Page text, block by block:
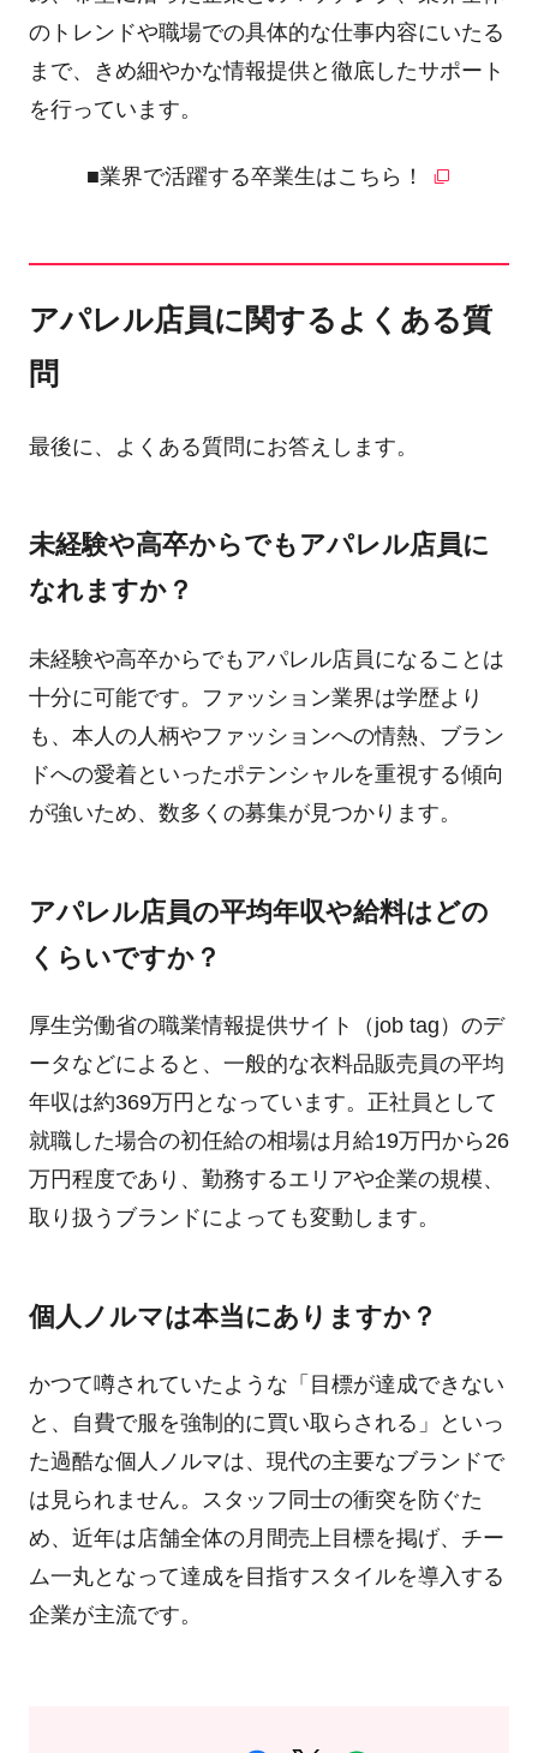
のトレンドや職場での具体的な仕事内容にいたる
まで、きめ細やかな情報提供と徹底したサポート
を行っています。
■業界で活躍する卒業生はこちら！
アパレル店員に関するよくある質
問
最後に、よくある質問にお答えします。
未経験や高卒からでもアパレル店員に
なれますか？
未経験や高卒からでもアパレル店員になることは
十分に可能です。ファッション業界は学歴より
も、本人の人柄やファッションへの情熱、ブラン
ドへの愛着といったポテンシャルを重視する傾向
が強いため、数多くの募集が見つかります。
アパレル店員の平均年収や給料はどの
くらいですか？
厚生労働省の職業情報提供サイト（job tag）のデ
ータなどによると、一般的な衣料品販売員の平均
年収は約369万円となっています。正社員として
就職した場合の初任給の相場は月給19万円から26
万円程度であり、勤務するエリアや企業の規模、
取り扱うブランドによっても変動します。
個人ノルマは本当にありますか？
かつて噂されていたような「目標が達成できない
と、自費で服を強制的に買い取らされる」といっ
た過酷な個人ノルマは、現代の主要なブランドで
は見られません。スタッフ同士の衝突を防ぐた
め、近年は店舗全体の月間売上目標を掲げ、チー
ム一丸となって達成を目指すスタイルを導入する
企業が主流です。